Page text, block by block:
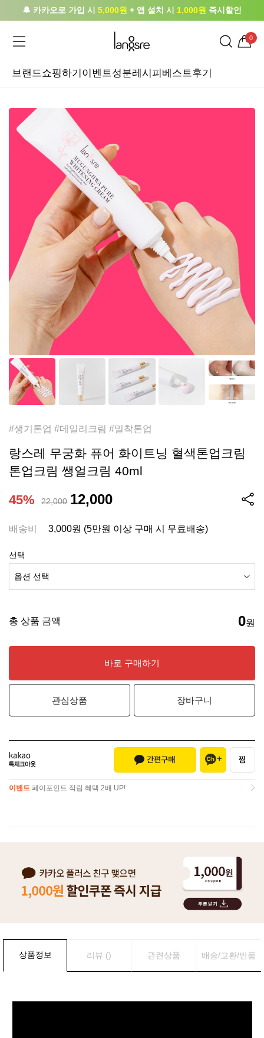
🔔 카카오로 가입 시 5,000원 + 앱 설치 시 1,000원 즉시할인
0
브랜드쇼핑하기 이벤트성분레시피 베스트후기
#생기톤업 #데일리크림 #밀착톤업
랑스레 무궁화 퓨어 화이트닝 혈색톤업크림
톤업크림 쌩얼크림 40ml
45% 22,000 12,000
배송비 3,000원 (5만원 이상 구매 시 무료배송)
선택
총 상품 금액 0원
바로 구매하기
관심상품 장바구니
이벤트 페이포인트 적립 혜택 2배 UP!
상품정보 리뷰 () 관련상품 배송/교환/반품